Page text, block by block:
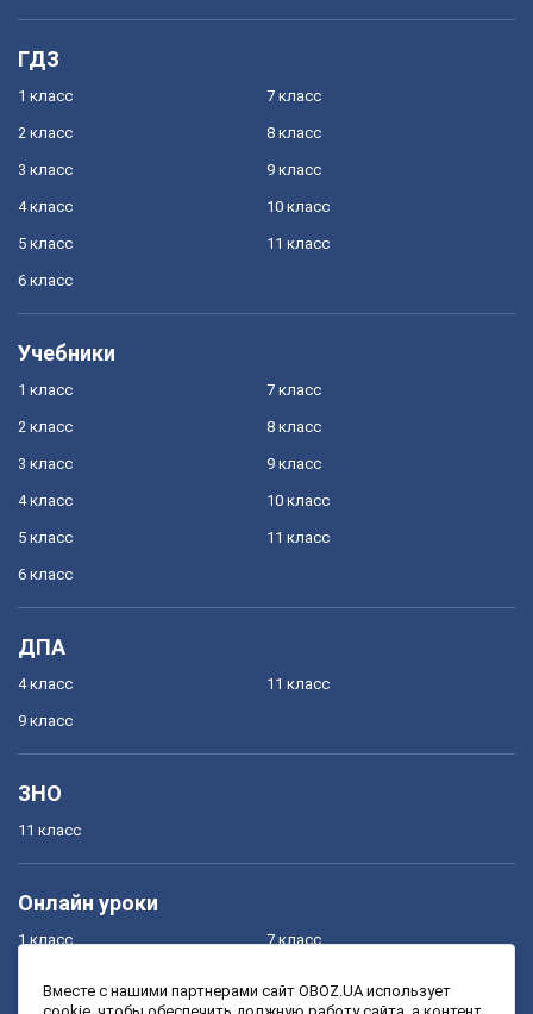
ГДЗ
1 класс
2 класс
3 класс
4 класс
5 класс
6 класс
7 класс
8 класс
9 класс
10 класс
11 класс
Учебники
1 класс
2 класс
3 класс
4 класс
5 класс
6 класс
7 класс
8 класс
9 класс
10 класс
11 класс
ДПА
4 класс
9 класс
11 класс
ЗНО
11 класс
Онлайн уроки
1 класс 7 класс
Вместе с нашими партнерами сайт OBOZ.UA использует